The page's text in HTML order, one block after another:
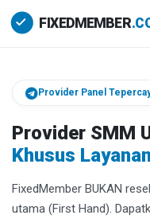
Provider Panel
Provider SMM
Khusus
FixedMember BUKAN
utama (First Hand).